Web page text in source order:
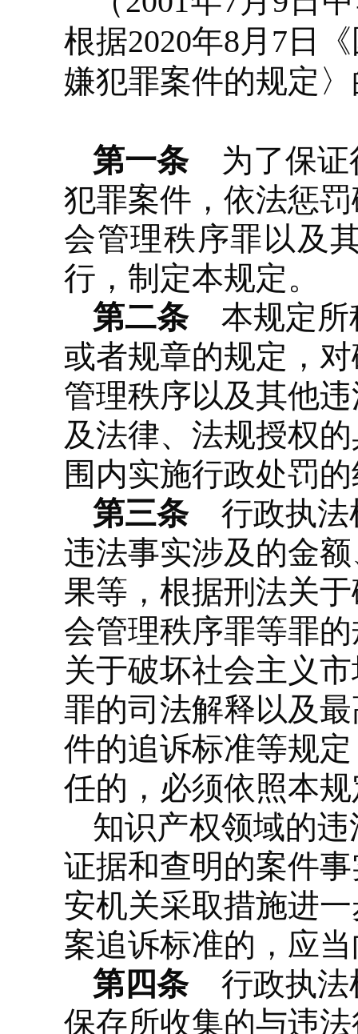
根据2020年8月7日
嫌犯罪案件的规定
第一条为了保证
犯罪案件，依法惩
会管理秩序罪以及
行，制定本规定。
第二条本规定所
或者规章的规定，
管理秩序以及其他
及法律、法规授权
围内实施行政处罚
第三条行政执法
违法事实涉及的金
果等，根据刑法关
会管理秩序罪等罪
关于破坏社会主义
罪的司法解释以及
件的追诉标准等规
任的，必须依照本
知识产权领域的
证据和查明的案件
安机关采取措施进
案追诉标准的，应
第四条行政执法
保存所收集的与违